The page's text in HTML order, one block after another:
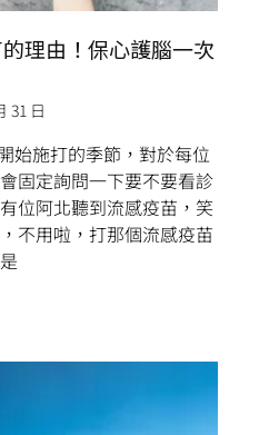
理由！保心護腦一次
31 日
始施打的季節，對於每位
固定詢問一下要不要看診
位阿北聽到流感疫苗，笑
不用啦，打那個流感疫苗